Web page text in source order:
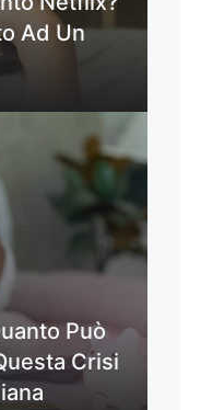
Ad Un
Può
Crisi